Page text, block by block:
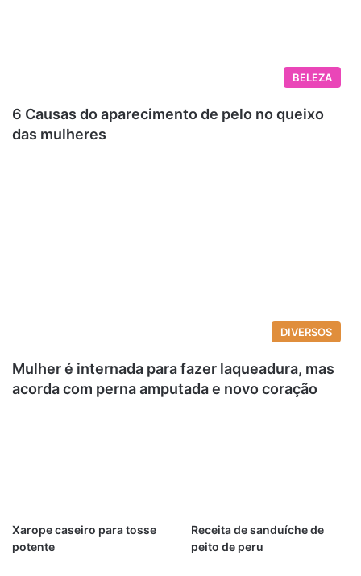
BELEZA
6 Causas do aparecimento de pelo no queixo
das mulheres
DIVERSOS
Mulher é internada para fazer laqueadura, mas
acorda com perna amputada e novo coração
Xarope caseiro para tosse
potente
Receita de sanduíche de
peito de peru